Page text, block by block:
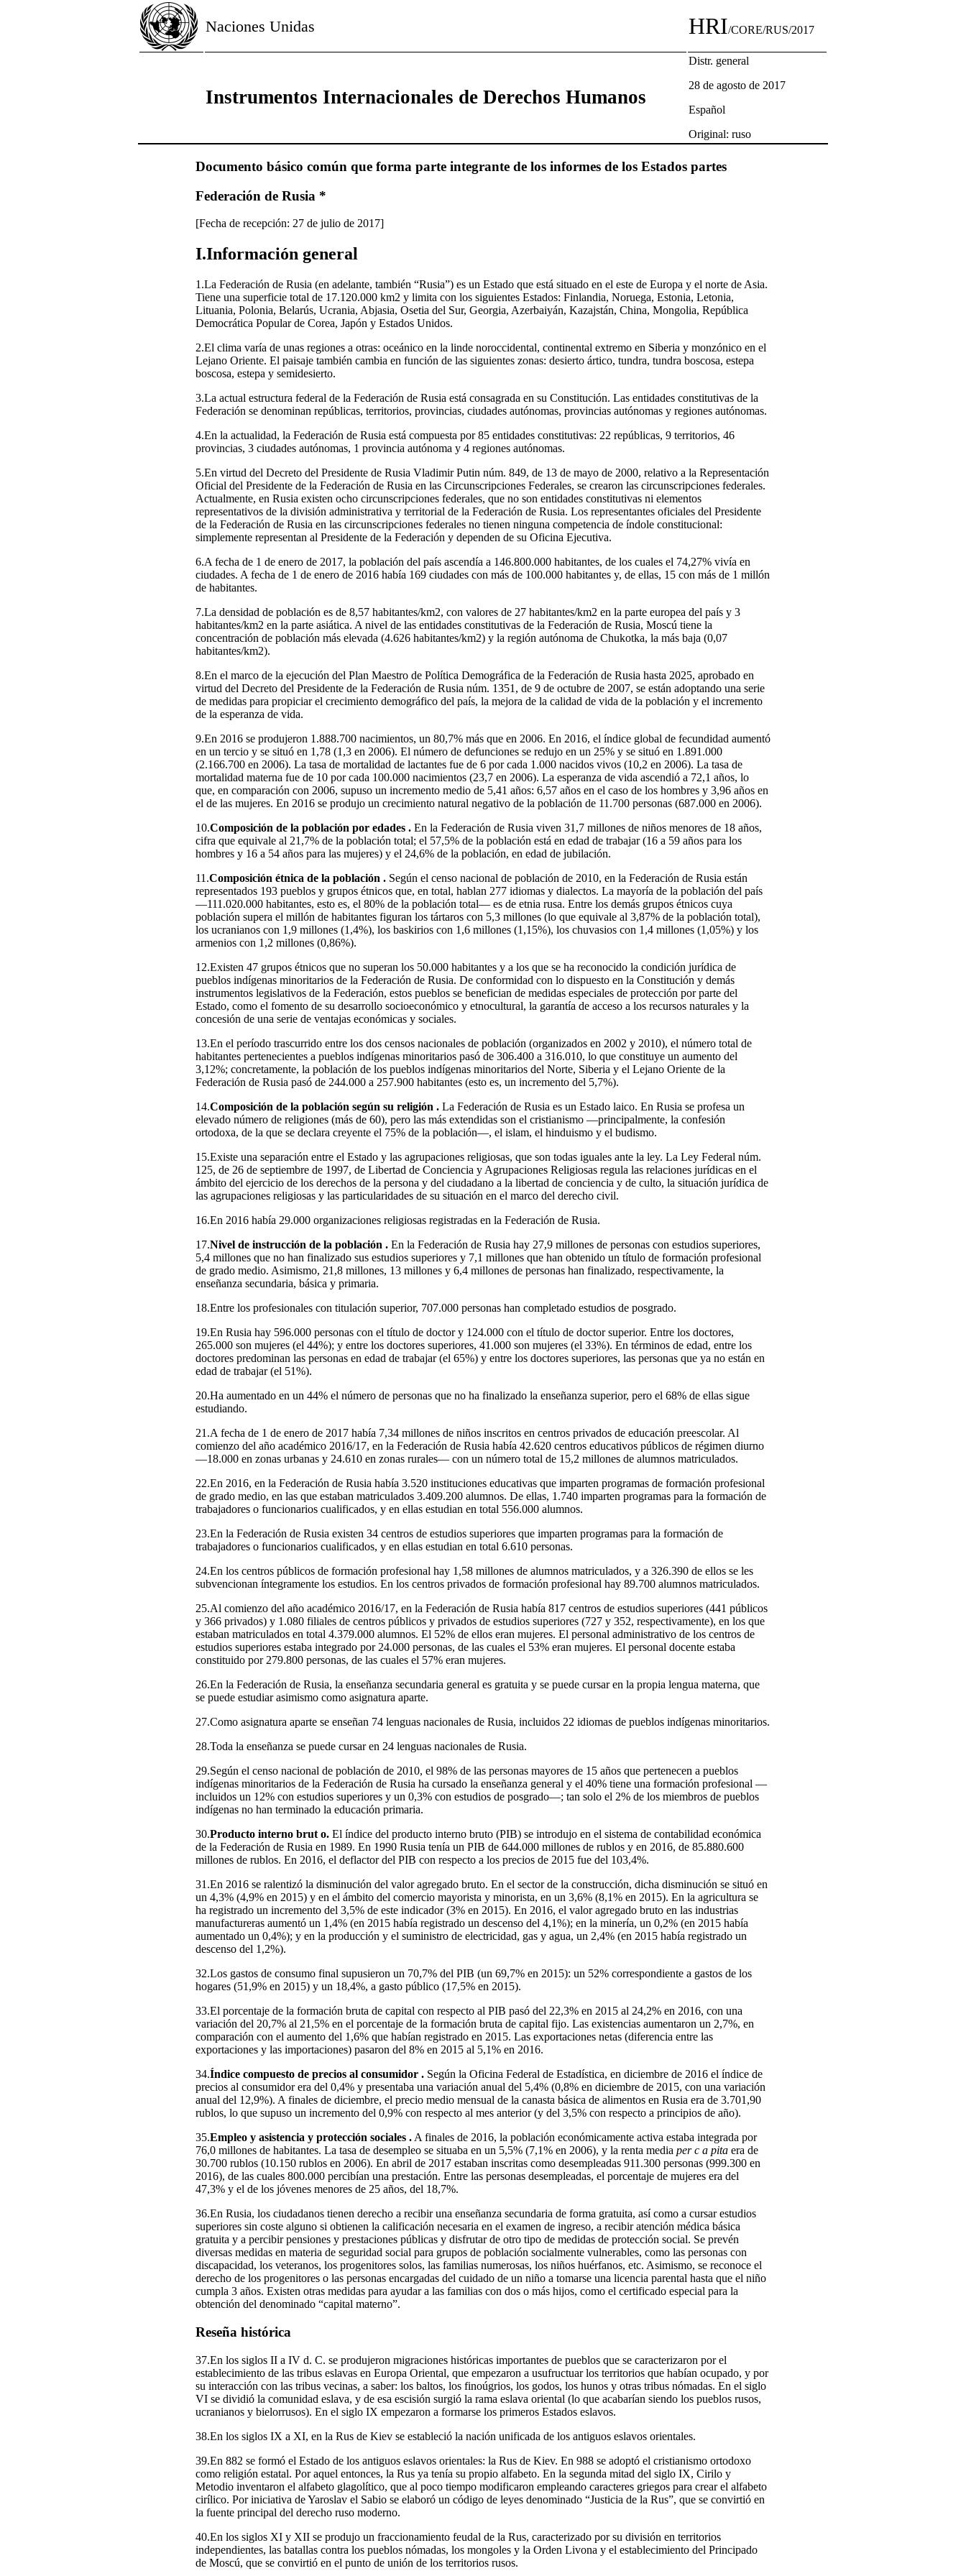
Naciones Unidas HRI/CORE/RUS/2017
Instrumentos Internacionales de Derechos Humanos
Distr. general
28 de agosto de 2017
Español
Original: ruso
Documento básico común que forma parte integrante de los informes de los Estados partes
Federación de Rusia *
[Fecha de recepción: 27 de julio de 2017]
I.Información general
1.La Federación de Rusia (en adelante, también “Rusia”) es un Estado que está situado en el este de Europa y el norte de Asia.
Tiene una superficie total de 17.120.000 km2 y limita con los siguientes Estados: Finlandia, Noruega, Estonia, Letonia,
Lituania, Polonia, Belarús, Ucrania, Abjasia, Osetia del Sur, Georgia, Azerbaiyán, Kazajstán, China, Mongolia, República
Democrática Popular de Corea, Japón y Estados Unidos.
2.El clima varía de unas regiones a otras: oceánico en la linde noroccidental, continental extremo en Siberia y monzónico en el
Lejano Oriente. El paisaje también cambia en función de las siguientes zonas: desierto ártico, tundra, tundra boscosa, estepa
boscosa, estepa y semidesierto.
3.La actual estructura federal de la Federación de Rusia está consagrada en su Constitución. Las entidades constitutivas de la
Federación se denominan repúblicas, territorios, provincias, ciudades autónomas, provincias autónomas y regiones autónomas.
4.En la actualidad, la Federación de Rusia está compuesta por 85 entidades constitutivas: 22 repúblicas, 9 territorios, 46
provincias, 3 ciudades autónomas, 1 provincia autónoma y 4 regiones autónomas.
5.En virtud del Decreto del Presidente de Rusia Vladimir Putin núm. 849, de 13 de mayo de 2000, relativo a la Representación
Oficial del Presidente de la Federación de Rusia en las Circunscripciones Federales, se crearon las circunscripciones federales.
Actualmente, en Rusia existen ocho circunscripciones federales, que no son entidades constitutivas ni elementos
representativos de la división administrativa y territorial de la Federación de Rusia. Los representantes oficiales del Presidente
de la Federación de Rusia en las circunscripciones federales no tienen ninguna competencia de índole constitucional:
simplemente representan al Presidente de la Federación y dependen de su Oficina Ejecutiva.
6.A fecha de 1 de enero de 2017, la población del país ascendía a 146.800.000 habitantes, de los cuales el 74,27% vivía en
ciudades. A fecha de 1 de enero de 2016 había 169 ciudades con más de 100.000 habitantes y, de ellas, 15 con más de 1 millón
de habitantes.
7.La densidad de población es de 8,57 habitantes/km2, con valores de 27 habitantes/km2 en la parte europea del país y 3
habitantes/km2 en la parte asiática. A nivel de las entidades constitutivas de la Federación de Rusia, Moscú tiene la
concentración de población más elevada (4.626 habitantes/km2) y la región autónoma de Chukotka, la más baja (0,07
habitantes/km2).
8.En el marco de la ejecución del Plan Maestro de Política Demográfica de la Federación de Rusia hasta 2025, aprobado en
virtud del Decreto del Presidente de la Federación de Rusia núm. 1351, de 9 de octubre de 2007, se están adoptando una serie
de medidas para propiciar el crecimiento demográfico del país, la mejora de la calidad de vida de la población y el incremento
de la esperanza de vida.
9.En 2016 se produjeron 1.888.700 nacimientos, un 80,7% más que en 2006. En 2016, el índice global de fecundidad aumentó
en un tercio y se situó en 1,78 (1,3 en 2006). El número de defunciones se redujo en un 25% y se situó en 1.891.000
(2.166.700 en 2006). La tasa de mortalidad de lactantes fue de 6 por cada 1.000 nacidos vivos (10,2 en 2006). La tasa de
mortalidad materna fue de 10 por cada 100.000 nacimientos (23,7 en 2006). La esperanza de vida ascendió a 72,1 años, lo
que, en comparación con 2006, supuso un incremento medio de 5,41 años: 6,57 años en el caso de los hombres y 3,96 años en
el de las mujeres. En 2016 se produjo un crecimiento natural negativo de la población de 11.700 personas (687.000 en 2006).
10.Composición de la población por edades . En la Federación de Rusia viven 31,7 millones de niños menores de 18 años,
cifra que equivale al 21,7% de la población total; el 57,5% de la población está en edad de trabajar (16 a 59 años para los
hombres y 16 a 54 años para las mujeres) y el 24,6% de la población, en edad de jubilación.
11.Composición étnica de la población . Según el censo nacional de población de 2010, en la Federación de Rusia están
representados 193 pueblos y grupos étnicos que, en total, hablan 277 idiomas y dialectos. La mayoría de la población del país
—111.020.000 habitantes, esto es, el 80% de la población total— es de etnia rusa. Entre los demás grupos étnicos cuya
población supera el millón de habitantes figuran los tártaros con 5,3 millones (lo que equivale al 3,87% de la población total),
los ucranianos con 1,9 millones (1,4%), los baskirios con 1,6 millones (1,15%), los chuvasios con 1,4 millones (1,05%) y los
armenios con 1,2 millones (0,86%).
12.Existen 47 grupos étnicos que no superan los 50.000 habitantes y a los que se ha reconocido la condición jurídica de
pueblos indígenas minoritarios de la Federación de Rusia. De conformidad con lo dispuesto en la Constitución y demás
instrumentos legislativos de la Federación, estos pueblos se benefician de medidas especiales de protección por parte del
Estado, como el fomento de su desarrollo socioeconómico y etnocultural, la garantía de acceso a los recursos naturales y la
concesión de una serie de ventajas económicas y sociales.
13.En el período trascurrido entre los dos censos nacionales de población (organizados en 2002 y 2010), el número total de
habitantes pertenecientes a pueblos indígenas minoritarios pasó de 306.400 a 316.010, lo que constituye un aumento del
3,12%; concretamente, la población de los pueblos indígenas minoritarios del Norte, Siberia y el Lejano Oriente de la
Federación de Rusia pasó de 244.000 a 257.900 habitantes (esto es, un incremento del 5,7%).
14.Composición de la población según su religión . La Federación de Rusia es un Estado laico. En Rusia se profesa un
elevado número de religiones (más de 60), pero las más extendidas son el cristianismo —principalmente, la confesión
ortodoxa, de la que se declara creyente el 75% de la población—, el islam, el hinduismo y el budismo.
15.Existe una separación entre el Estado y las agrupaciones religiosas, que son todas iguales ante la ley. La Ley Federal núm.
125, de 26 de septiembre de 1997, de Libertad de Conciencia y Agrupaciones Religiosas regula las relaciones jurídicas en el
ámbito del ejercicio de los derechos de la persona y del ciudadano a la libertad de conciencia y de culto, la situación jurídica de
las agrupaciones religiosas y las particularidades de su situación en el marco del derecho civil.
16.En 2016 había 29.000 organizaciones religiosas registradas en la Federación de Rusia.
17.Nivel de instrucción de la población . En la Federación de Rusia hay 27,9 millones de personas con estudios superiores,
5,4 millones que no han finalizado sus estudios superiores y 7,1 millones que han obtenido un título de formación profesional
de grado medio. Asimismo, 21,8 millones, 13 millones y 6,4 millones de personas han finalizado, respectivamente, la
enseñanza secundaria, básica y primaria.
18.Entre los profesionales con titulación superior, 707.000 personas han completado estudios de posgrado.
19.En Rusia hay 596.000 personas con el título de doctor y 124.000 con el título de doctor superior. Entre los doctores,
265.000 son mujeres (el 44%); y entre los doctores superiores, 41.000 son mujeres (el 33%). En términos de edad, entre los
doctores predominan las personas en edad de trabajar (el 65%) y entre los doctores superiores, las personas que ya no están en
edad de trabajar (el 51%).
20.Ha aumentado en un 44% el número de personas que no ha finalizado la enseñanza superior, pero el 68% de ellas sigue
estudiando.
21.A fecha de 1 de enero de 2017 había 7,34 millones de niños inscritos en centros privados de educación preescolar. Al
comienzo del año académico 2016/17, en la Federación de Rusia había 42.620 centros educativos públicos de régimen diurno
—18.000 en zonas urbanas y 24.610 en zonas rurales— con un número total de 15,2 millones de alumnos matriculados.
22.En 2016, en la Federación de Rusia había 3.520 instituciones educativas que imparten programas de formación profesional
de grado medio, en las que estaban matriculados 3.409.200 alumnos. De ellas, 1.740 imparten programas para la formación de
trabajadores o funcionarios cualificados, y en ellas estudian en total 556.000 alumnos.
23.En la Federación de Rusia existen 34 centros de estudios superiores que imparten programas para la formación de
trabajadores o funcionarios cualificados, y en ellas estudian en total 6.610 personas.
24.En los centros públicos de formación profesional hay 1,58 millones de alumnos matriculados, y a 326.390 de ellos se les
subvencionan íntegramente los estudios. En los centros privados de formación profesional hay 89.700 alumnos matriculados.
25.Al comienzo del año académico 2016/17, en la Federación de Rusia había 817 centros de estudios superiores (441 públicos
y 366 privados) y 1.080 filiales de centros públicos y privados de estudios superiores (727 y 352, respectivamente), en los que
estaban matriculados en total 4.379.000 alumnos. El 52% de ellos eran mujeres. El personal administrativo de los centros de
estudios superiores estaba integrado por 24.000 personas, de las cuales el 53% eran mujeres. El personal docente estaba
constituido por 279.800 personas, de las cuales el 57% eran mujeres.
26.En la Federación de Rusia, la enseñanza secundaria general es gratuita y se puede cursar en la propia lengua materna, que
se puede estudiar asimismo como asignatura aparte.
27.Como asignatura aparte se enseñan 74 lenguas nacionales de Rusia, incluidos 22 idiomas de pueblos indígenas minoritarios.
28.Toda la enseñanza se puede cursar en 24 lenguas nacionales de Rusia.
29.Según el censo nacional de población de 2010, el 98% de las personas mayores de 15 años que pertenecen a pueblos
indígenas minoritarios de la Federación de Rusia ha cursado la enseñanza general y el 40% tiene una formación profesional —
incluidos un 12% con estudios superiores y un 0,3% con estudios de posgrado—; tan solo el 2% de los miembros de pueblos
indígenas no han terminado la educación primaria.
30.Producto interno brut o. El índice del producto interno bruto (PIB) se introdujo en el sistema de contabilidad económica
de la Federación de Rusia en 1989. En 1990 Rusia tenía un PIB de 644.000 millones de rublos y en 2016, de 85.880.600
millones de rublos. En 2016, el deflactor del PIB con respecto a los precios de 2015 fue del 103,4%.
31.En 2016 se ralentizó la disminución del valor agregado bruto. En el sector de la construcción, dicha disminución se situó en
un 4,3% (4,9% en 2015) y en el ámbito del comercio mayorista y minorista, en un 3,6% (8,1% en 2015). En la agricultura se
ha registrado un incremento del 3,5% de este indicador (3% en 2015). En 2016, el valor agregado bruto en las industrias
manufactureras aumentó un 1,4% (en 2015 había registrado un descenso del 4,1%); en la minería, un 0,2% (en 2015 había
aumentado un 0,4%); y en la producción y el suministro de electricidad, gas y agua, un 2,4% (en 2015 había registrado un
descenso del 1,2%).
32.Los gastos de consumo final supusieron un 70,7% del PIB (un 69,7% en 2015): un 52% correspondiente a gastos de los
hogares (51,9% en 2015) y un 18,4%, a gasto público (17,5% en 2015).
33.El porcentaje de la formación bruta de capital con respecto al PIB pasó del 22,3% en 2015 al 24,2% en 2016, con una
variación del 20,7% al 21,5% en el porcentaje de la formación bruta de capital fijo. Las existencias aumentaron un 2,7%, en
comparación con el aumento del 1,6% que habían registrado en 2015. Las exportaciones netas (diferencia entre las
exportaciones y las importaciones) pasaron del 8% en 2015 al 5,1% en 2016.
34.Índice compuesto de precios al consumidor . Según la Oficina Federal de Estadística, en diciembre de 2016 el índice de
precios al consumidor era del 0,4% y presentaba una variación anual del 5,4% (0,8% en diciembre de 2015, con una variación
anual del 12,9%). A finales de diciembre, el precio medio mensual de la canasta básica de alimentos en Rusia era de 3.701,90
rublos, lo que supuso un incremento del 0,9% con respecto al mes anterior (y del 3,5% con respecto a principios de año).
35.Empleo y asistencia y protección sociales . A finales de 2016, la población económicamente activa estaba integrada por
76,0 millones de habitantes. La tasa de desempleo se situaba en un 5,5% (7,1% en 2006), y la renta media per c a pita era de
30.700 rublos (10.150 rublos en 2006). En abril de 2017 estaban inscritas como desempleadas 911.300 personas (999.300 en
2016), de las cuales 800.000 percibían una prestación. Entre las personas desempleadas, el porcentaje de mujeres era del
47,3% y el de los jóvenes menores de 25 años, del 18,7%.
36.En Rusia, los ciudadanos tienen derecho a recibir una enseñanza secundaria de forma gratuita, así como a cursar estudios
superiores sin coste alguno si obtienen la calificación necesaria en el examen de ingreso, a recibir atención médica básica
gratuita y a percibir pensiones y prestaciones públicas y disfrutar de otro tipo de medidas de protección social. Se prevén
diversas medidas en materia de seguridad social para grupos de población socialmente vulnerables, como las personas con
discapacidad, los veteranos, los progenitores solos, las familias numerosas, los niños huérfanos, etc. Asimismo, se reconoce el
derecho de los progenitores o las personas encargadas del cuidado de un niño a tomarse una licencia parental hasta que el niño
cumpla 3 años. Existen otras medidas para ayudar a las familias con dos o más hijos, como el certificado especial para la
obtención del denominado “capital materno”.
Reseña histórica
37.En los siglos II a IV d. C. se produjeron migraciones históricas importantes de pueblos que se caracterizaron por el
establecimiento de las tribus eslavas en Europa Oriental, que empezaron a usufructuar los territorios que habían ocupado, y por
su interacción con las tribus vecinas, a saber: los baltos, los finoúgrios, los godos, los hunos y otras tribus nómadas. En el siglo
VI se dividió la comunidad eslava, y de esa escisión surgió la rama eslava oriental (lo que acabarían siendo los pueblos rusos,
ucranianos y bielorrusos). En el siglo IX empezaron a formarse los primeros Estados eslavos.
38.En los siglos IX a XI, en la Rus de Kiev se estableció la nación unificada de los antiguos eslavos orientales.
39.En 882 se formó el Estado de los antiguos eslavos orientales: la Rus de Kiev. En 988 se adoptó el cristianismo ortodoxo
como religión estatal. Por aquel entonces, la Rus ya tenía su propio alfabeto. En la segunda mitad del siglo IX, Cirilo y
Metodio inventaron el alfabeto glagolítico, que al poco tiempo modificaron empleando caracteres griegos para crear el alfabeto
cirílico. Por iniciativa de Yaroslav el Sabio se elaboró un código de leyes denominado “Justicia de la Rus”, que se convirtió en
la fuente principal del derecho ruso moderno.
40.En los siglos XI y XII se produjo un fraccionamiento feudal de la Rus, caracterizado por su división en territorios
independientes, las batallas contra los pueblos nómadas, los mongoles y la Orden Livona y el establecimiento del Principado
de Moscú, que se convirtió en el punto de unión de los territorios rusos.